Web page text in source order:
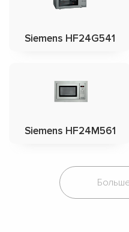
Siemens HF24G541
Siemens HF24M561